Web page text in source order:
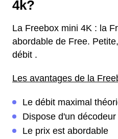
4k?
La Freebox mini 4K : la
abordable de Free.
débit .
Les avantages de la
Le débit maximal
Dispose d'un décodeur
Le prix est abordable